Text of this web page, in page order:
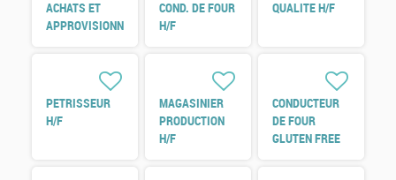
ACHATS ET
APPROVISIONNEMENTS
COND. DE FOUR
H/F
QUALITE H/F
PETRISSEUR
H/F
MAGASINIER
PRODUCTION
H/F
CONDUCTEUR
DE FOUR
GLUTEN FREE